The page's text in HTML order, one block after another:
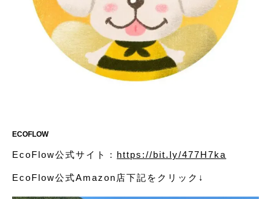
ECOFLOW
EcoFlow公式サイト： https://bit.ly/477H7ka
EcoFlow公式Amazon店下記をクリック↓